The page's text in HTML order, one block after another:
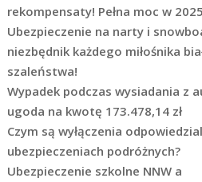
rekompensaty! Pełna moc w
Ubezpieczenie na narty i
niezbędnik każdego miłośnika
szaleństwa!
Wypadek podczas wysiadania z
ugoda na kwotę 173.478,14 zł
Czym są wyłączenia
ubezpieczeniach podróżnych?
Ubezpieczenie szkolne NNW a